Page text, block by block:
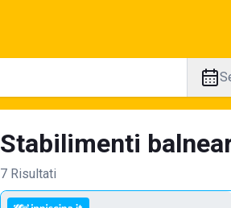
Stabilimenti
7 Risultati